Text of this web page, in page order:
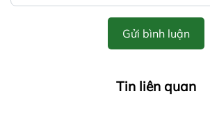
Gửi bình luận
Tin liên quan